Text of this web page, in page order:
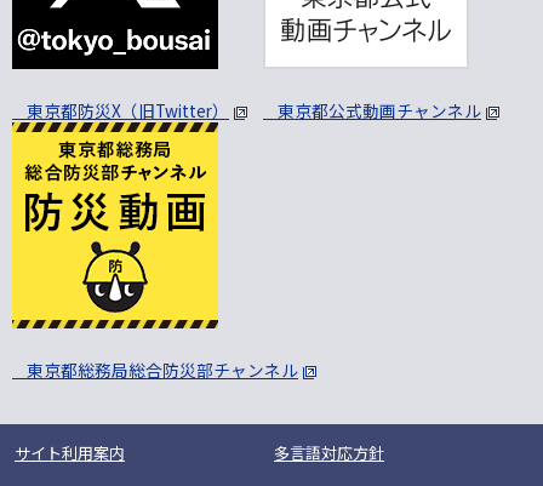
東京都防災X（旧Twitter） 東京都公式動画チャンネル
東京都総務局総合防災部チャンネル
サイト利用案内
多言語対応方針